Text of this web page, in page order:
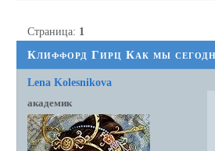
Клиффорд Гирц Как мы
Страница: 1
Lena Kolesnikova
академик